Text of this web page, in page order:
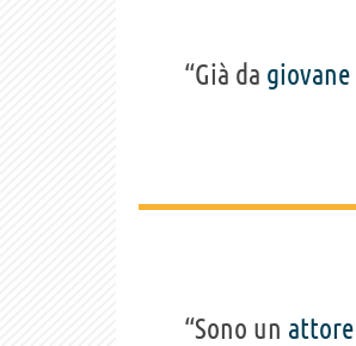
“Già da giovane
“Sono un attore